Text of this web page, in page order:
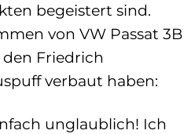
begeistert sind.
von VW Passat 3B
Friedrich
verbaut haben:
unglaublich! Ich